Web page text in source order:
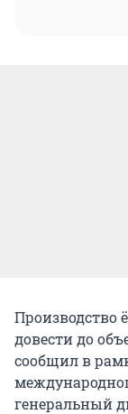
Производство
довести до
сообщил в
генеральный